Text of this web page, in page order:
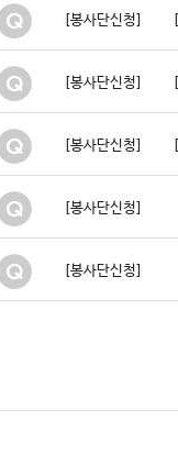
[봉사단신청]
[봉사단신청]
[봉사단신청]
[봉사단신청]
[봉사단신청]